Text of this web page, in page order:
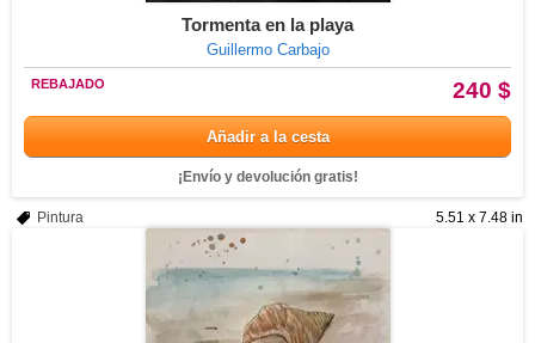
Tormenta en la playa
Guillermo Carbajo
240 $
REBAJADO
Añadir a la cesta
¡Envío y devolución gratis!
5.51 x 7.48 in
Pintura